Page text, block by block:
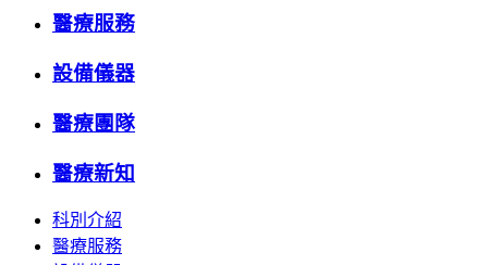
醫療服務
設備儀器
醫療團隊
醫療新知
科別介紹
醫療服務